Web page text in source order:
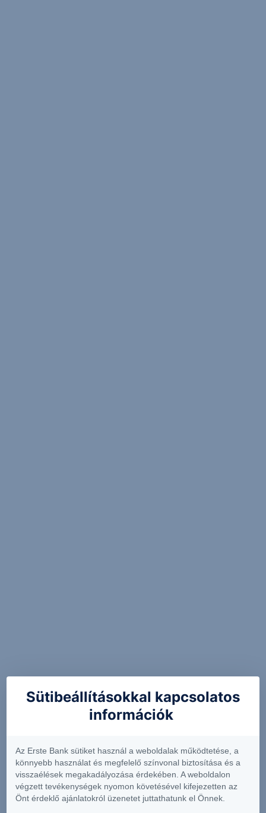
Sütibeállításokkal kapcsolatos
információk
Az Erste Bank sütiket használ a weboldalak működtetése, a
könnyebb használat és megfelelő színvonal biztosítása és a
visszaélések megakadályozása érdekében. A weboldalon
végzett tevékenységek nyomon követésével kifejezetten az
Önt érdeklő ajánlatokról üzenetet juttathatunk el Önnek.